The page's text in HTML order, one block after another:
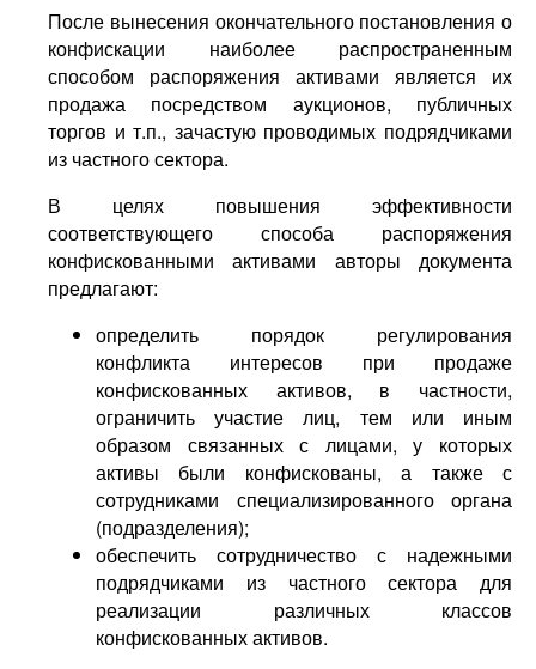
После вынесения окончательного постановления о
конфискации наиболее распространенным
способом распоряжения активами является их
продажа посредством аукционов, публичных
торгов и т.п., зачастую проводимых подрядчиками
из частного сектора.
В целях повышения эффективности
соответствующего способа распоряжения
конфискованными активами авторы документа
предлагают:
определить порядок регулирования
конфликта интересов при продаже
конфискованных активов, в частности,
ограничить участие лиц, тем или иным
образом связанных с лицами, у которых
активы были конфискованы, а также с
сотрудниками специализированного органа
(подразделения);
обеспечить сотрудничество с надежными
подрядчиками из частного сектора для
реализации различных классов
конфискованных активов.